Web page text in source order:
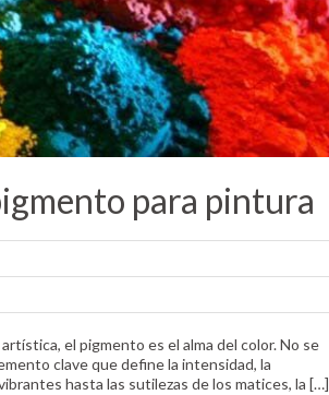
para pintura
el pigmento es el alma del color. No se
clave que define la intensidad, la
hasta las sutilezas de los matices, la […]